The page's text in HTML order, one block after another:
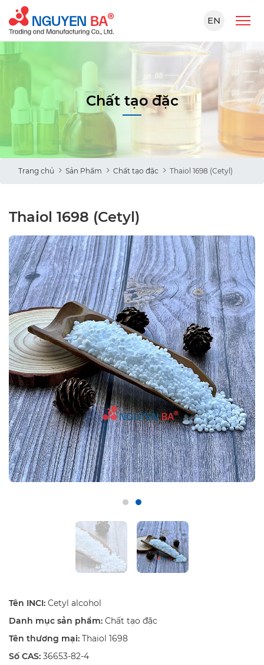
EN
Chất tạo đặc
Trang chủ Sản Phẩm Chất tạo đặc Thaiol 1698 (Cetyl)
Thaiol 1698 (Cetyl)
Tên INCI: Cetyl alcohol
Danh mục sản phẩm: Chất tạo đặc
Tên thương mại: Thaiol 1698
Số CAS: 36653-82-4